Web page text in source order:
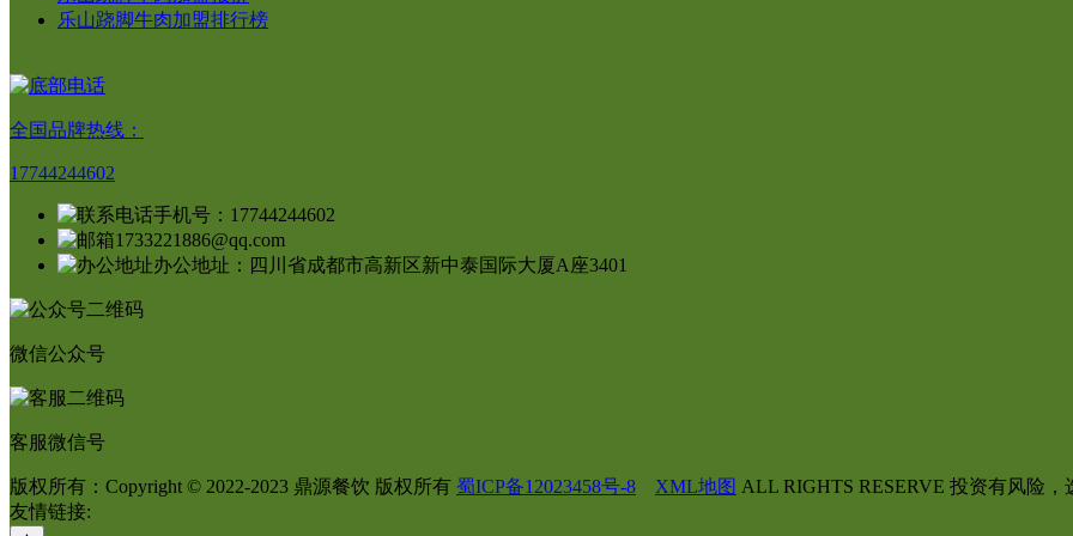
乐山跷脚牛肉加盟排行榜
全国品牌热线：
17744244602
手机号：17744244602
1733221886@qq.com
办公地址：四川省成都市高新区新中泰国际大厦A座3401
微信公众号
客服微信号
版权所有：Copyright © 2022-2023 鼎源餐饮 版权所有 蜀ICP备12023458号-8 XML地图 ALL RIGHTS RESERVE 投资有风险，
友情链接: